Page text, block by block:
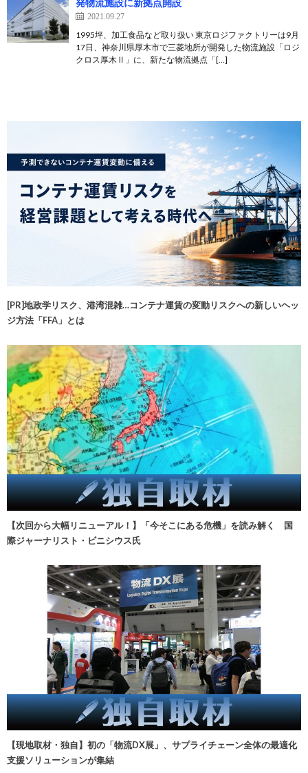
発物流施設に新拠点開設
2021.09.27
1995坪、加工食品など取り扱い 東京ロジファクトリーは9月
17日、神奈川県厚木市で三菱地所が開発した物流施設「ロジ
クロス厚木Ⅱ」に、新たな物流拠点「[…]
[PR]地政学リスク、港湾混雑…コンテナ運賃の変動リスクへの新しいヘッ
ジ方法「FFA」とは
【次回から大幅リニューアル！】「今そこにある危機」を読み解く 国
際ジャーナリスト・ビニシウス氏
【現地取材・独自】初の「物流DX展」、サプライチェーン全体の最適化
支援ソリューションが集結